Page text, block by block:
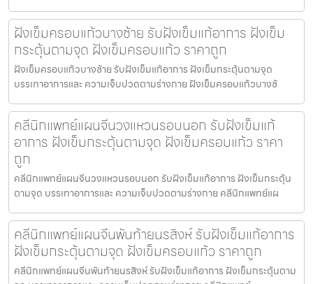
ฝังเข็มครอบแก้วบางซ้าย รับฝังเข็มแก้อาการ ฝังเข็ม
กระตุ้นตามจุด ฝังเข็มครอบแก้ว ราคาถูก
ฝังเข็มครอบแก้วบางซ้าย รับฝังเข็มแก้อาการ ฝังเข็มกระตุ้นตามจุด
บรรเทาอาการและ ความเจ็บปวดตามร่างกาย ฝังเข็มครอบแก้วบางซ้
คลีนิกแพทย์แผนจีนวงแหวนรอบนอก รับฝังเข็มแก้
อาการ ฝังเข็มกระตุ้นตามจุด ฝังเข็มครอบแก้ว ราคา
ถูก
คลีนิกแพทย์แผนจีนวงแหวนรอบนอก รับฝังเข็มแก้อาการ ฝังเข็มกระตุ้น
ตามจุด บรรเทาอาการและ ความเจ็บปวดตามร่างกาย คลีนิกแพทย์แผ
คลีนิกแพทย์แผนจีนพันท้ายนรสิงห์ รับฝังเข็มแก้อาการ
ฝังเข็มกระตุ้นตามจุด ฝังเข็มครอบแก้ว ราคาถูก
คลีนิกแพทย์แผนจีนพันท้ายนรสิงห์ รับฝังเข็มแก้อาการ ฝังเข็มกระตุ้นตาม